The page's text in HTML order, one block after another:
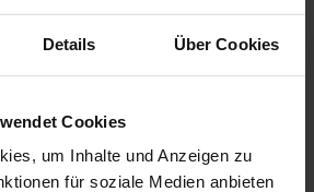
Details Über Cookies
Cookies
um Inhalte und Anzeigen zu
für soziale Medien anbieten